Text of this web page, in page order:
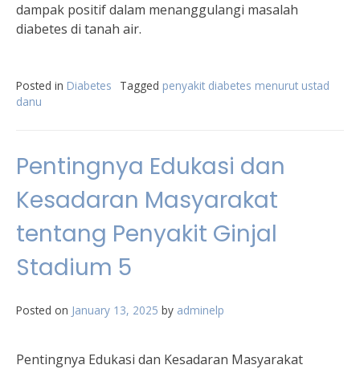
dampak positif dalam menanggulangi masalah
diabetes di tanah air.
Posted in Diabetes Tagged penyakit diabetes menurut ustad
danu
Pentingnya Edukasi dan
Kesadaran Masyarakat
tentang Penyakit Ginjal
Stadium 5
Posted on January 13, 2025 by adminelp
Pentingnya Edukasi dan Kesadaran Masyarakat